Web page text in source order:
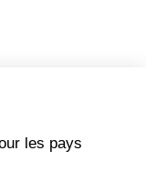
l’esprit du
pour ne pas
les hommes en
ton Fils,